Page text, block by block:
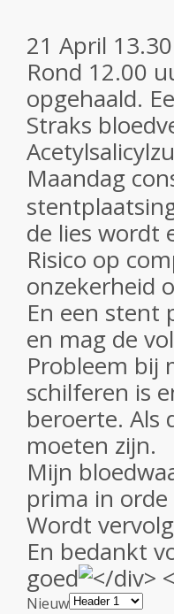
21 April
Rond 12.00
opgehaald.
Straks
Maandag
de lies wordt
Risico op
onzekerheid
En een stent
en mag de
Probleem bij
schilferen is
beroerte. Als
moeten zijn.
Mijn
prima in
Wordt
En bedankt
goed
Nieuw